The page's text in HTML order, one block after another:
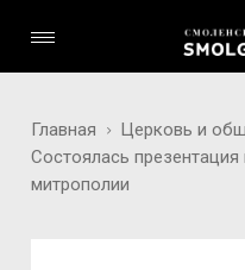
Главная
Церковь и
Состоялась
митрополии